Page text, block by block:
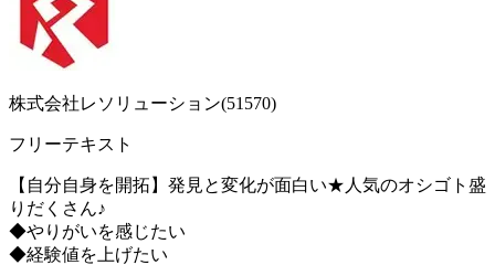
株式会社レソリューション(51570)
フリーテキスト
【自分自身を開拓】発見と変化が面白い★人気のオシゴト盛
りだくさん♪
◆やりがいを感じたい
◆経験値を上げたい